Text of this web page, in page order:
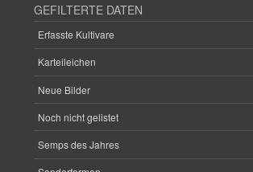
GEFILTERTE DATEN
Erfasste Kultivare
Karteileichen
Neue Bilder
Noch nicht gelistet
Semps des Jahres